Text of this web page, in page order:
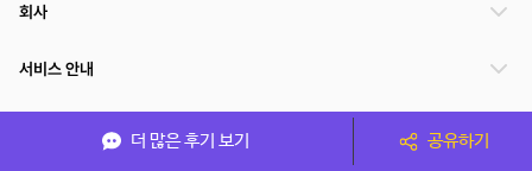
더 많은 후기 보기 공유하기
회사
서비스 안내